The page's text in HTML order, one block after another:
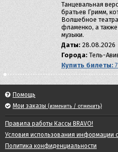
Танцевальная
братьев Гримм,
Волшебное
фламенко, а
музыки.
Даты: 28.08.2026
Города: Тель-
Купить билеты:
Помощь
Мои заказы (изменить / отменить)
Правила работы Кассы BRAVO!
Условия использования информации
Политика конфиденциальности